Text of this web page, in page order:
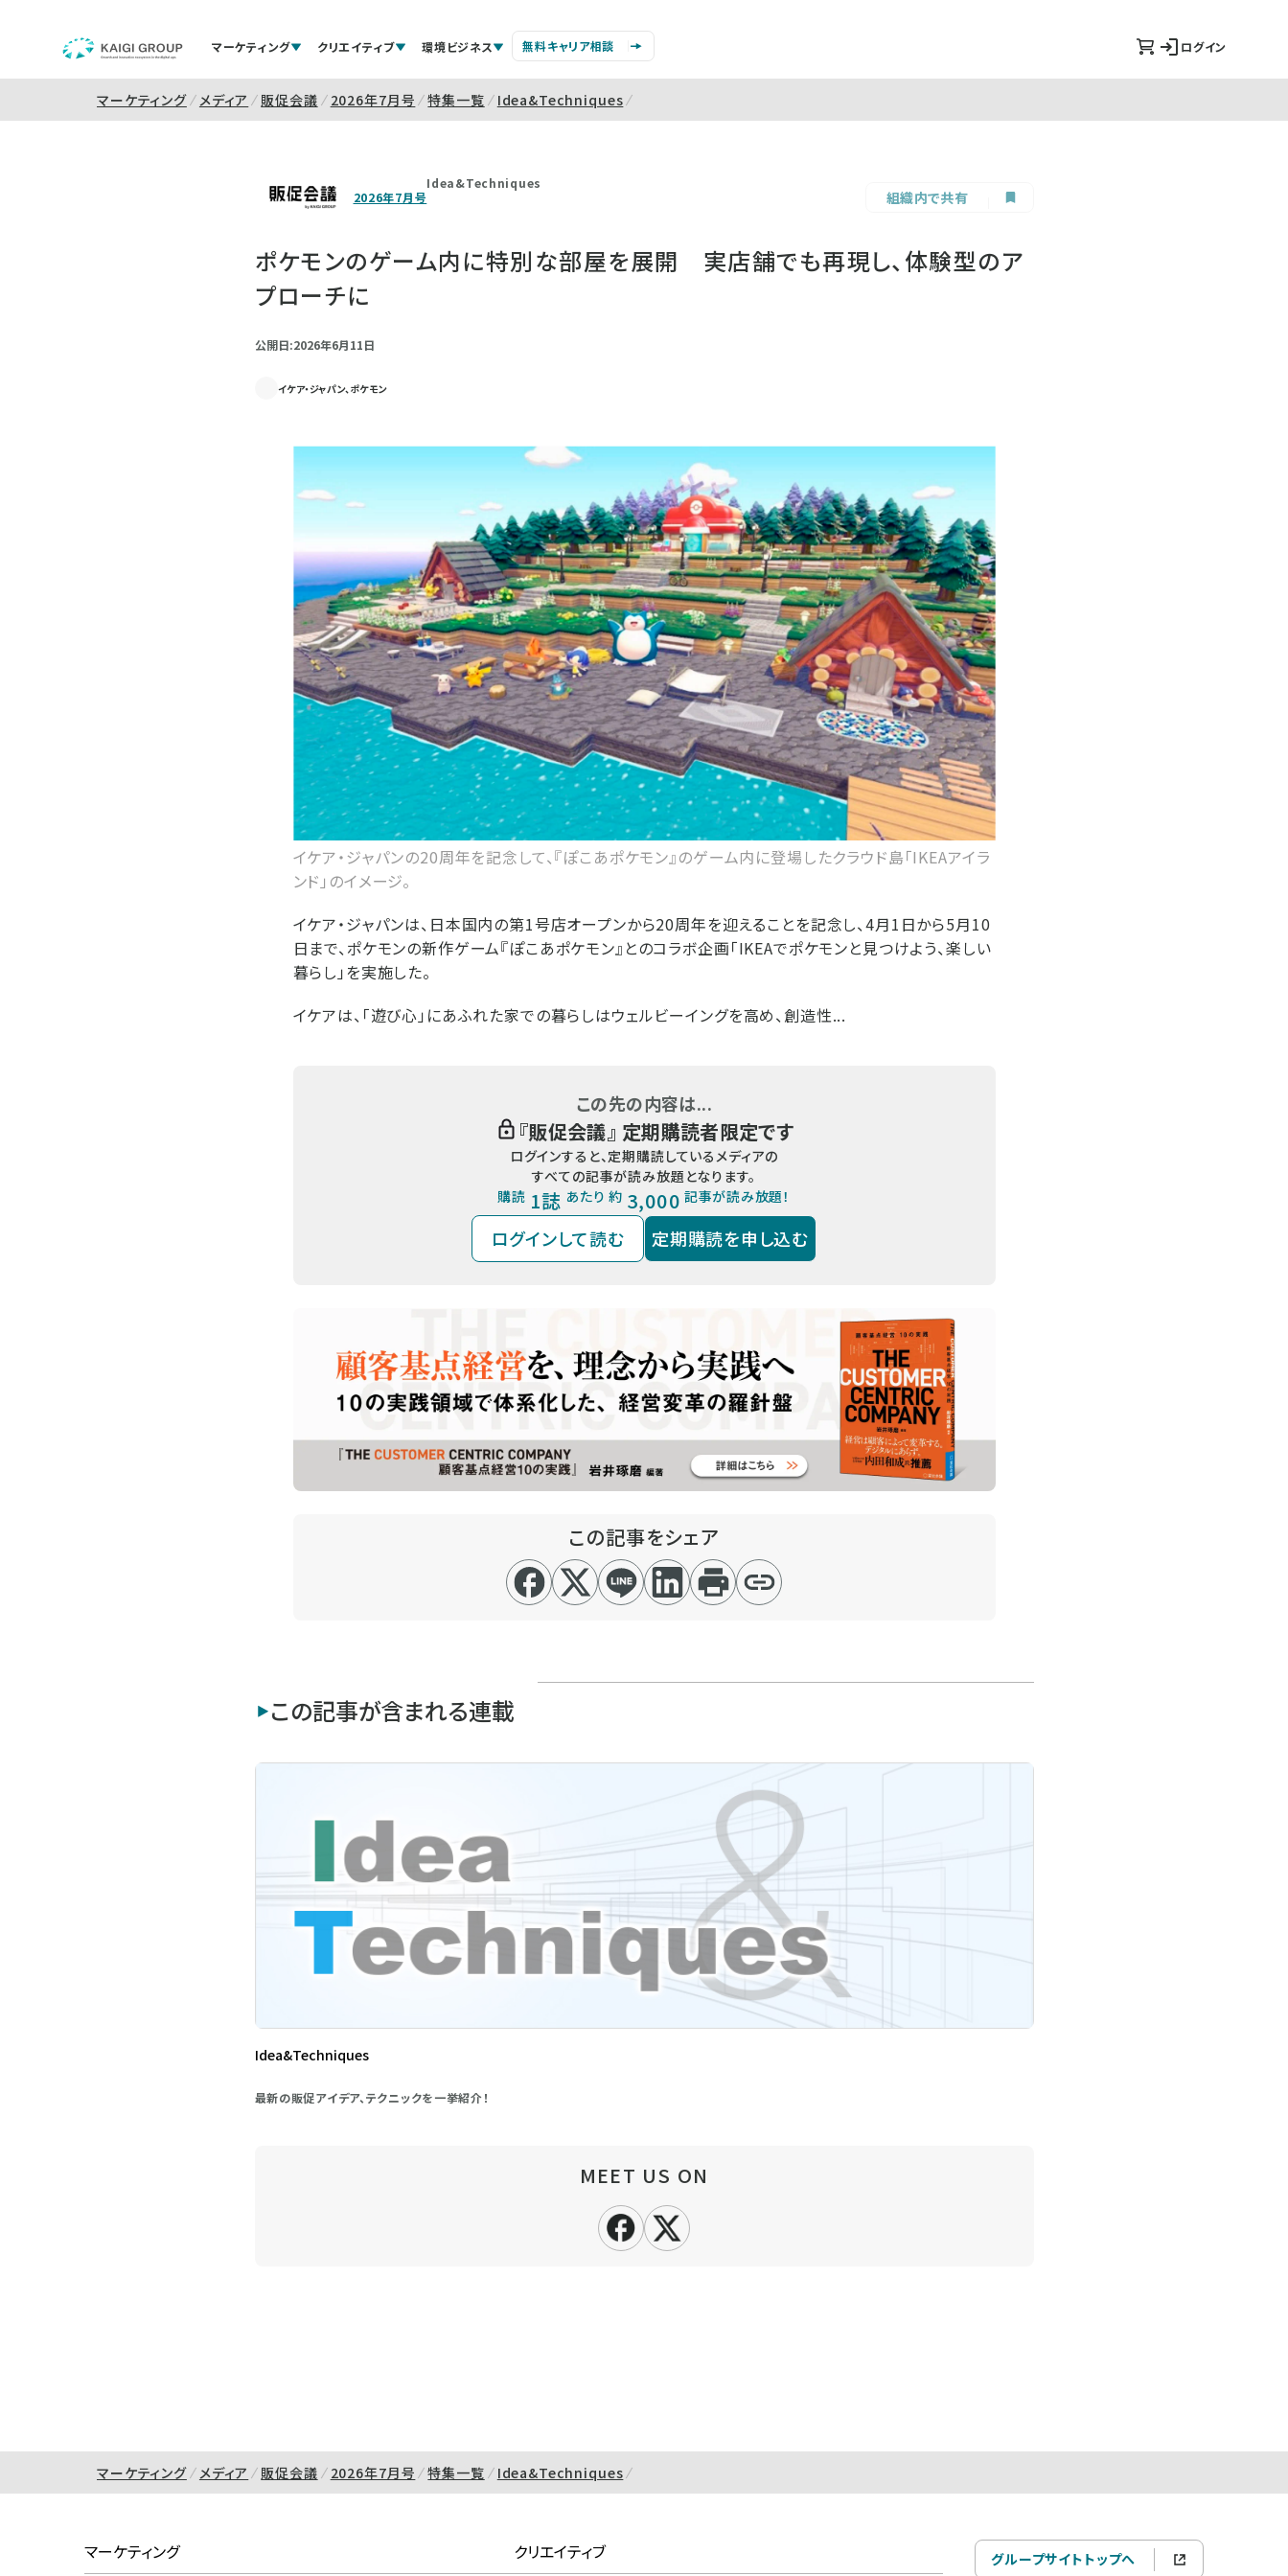
マーケティング クリエイティブ 環境ビジネス 無料キャリア相談 ログイン
マーケティング メディア 販促会議 2026年7月号 特集一覧 Idea&Techniques
2026年7月号
Idea&Techniques
組織内で共有
ポケモンのゲーム内に特別な部屋を展開 実店舗でも再現し、体験型のア
プローチに
公開日:2026年6月11日
イケア・ジャパン、ポケモン
イケア・ジャパンの20周年を記念して、『ぽこあポケモン』のゲーム内に登場したクラウド島「IKEAアイラ
ンド」のイメージ。
イケア・ジャパンは、日本国内の第1号店オープンから20周年を迎えることを記念し、4月1日から5月10
日まで、ポケモンの新作ゲーム『ぽこあポケモン』とのコラボ企画「IKEAでポケモンと見つけよう、楽しい
暮らし」を実施した。
イケアは、「遊び心」にあふれた家での暮らしはウェルビーイングを高め、創造性...
この先の内容は...
『販促会議』 定期購読者限定です
ログインすると、定期購読しているメディアの
すべての記事が読み放題となります。
購読 1誌 あたり 約 3,000 記事が読み放題！
ログインして読む 定期購読を申し込む
この記事をシェア
この記事が含まれる連載
Idea&Techniques
最新の販促アイデア、テクニックを一挙紹介！
MEET US ON
マーケティング メディア 販促会議 2026年7月号 特集一覧 Idea&Techniques
マーケティング クリエイティブ グループサイトトップへ